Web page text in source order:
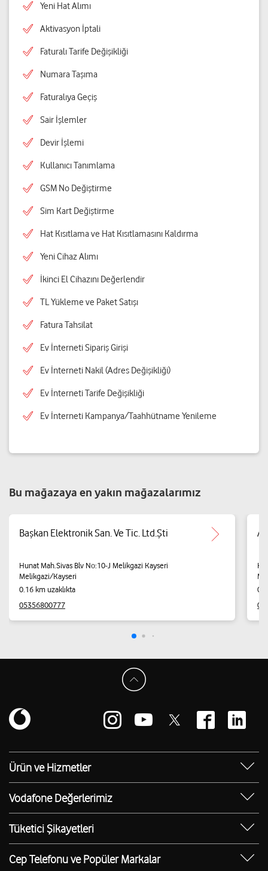
Yeni Hat Alımı
Aktivasyon İptali
Faturalı Tarife Değişikliği
Numara Taşıma
Faturalıya Geçiş
Sair İşlemler
Devir İşlemi
Kullanıcı Tanımlama
GSM No Değiştirme
Sim Kart Değiştirme
Hat Kısıtlama ve Hat Kısıtlamasını Kaldırma
Yeni Cihaz Alımı
İkinci El Cihazını Değerlendir
TL Yükleme ve Paket Satışı
Fatura Tahsilat
Ev İnterneti Sipariş Girişi
Ev İnterneti Nakil (Adres Değişikliği)
Ev İnterneti Tarife Değişikliği
Ev İnterneti Kampanya/Taahhütname Yenileme
Bu mağazaya en yakın mağazalarımız
Başkan Elektronik San. Ve Tic. Ltd.Şti
Hunat Mah.Sivas Blv No:10-J Melikgazi Kayseri
Melikgazi/Kayseri
0.16 km uzaklıkta
05356800777
Ürün ve Hizmetler
Yanımda Uygulaması
Vodafone 4.5G
Ürünler
Toptan
TOBi
Vodafone Değerlerimiz
Sosyal Destek
Erişilebilir Mağazalar
E-Atık Geri Dönüşümü
Tüketici Şikayetleri
Şikayet Talebi Oluşturma/Takibi
Borç Alacak Sorgulama
Cep Telefonu ve Popüler Markalar